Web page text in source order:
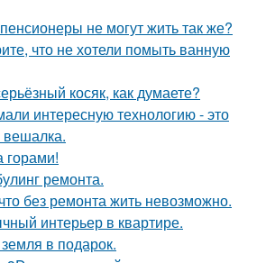
не могут жить так же?
что не хотели помыть ванную
косяк, как думаете?
интересную технологию - это
вешалка.
горами!
ремонта.
без ремонта жить невозможно.
интерьер в квартире.
в подарок.